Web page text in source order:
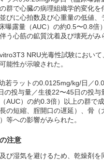
群で心臓の病理組織学的変化を
びに心拍数及び心重量の低値、
曝露量（AUC）の約0.5〜0.8倍
う心筋の鉱質沈着及び壊死がみ
3T3 NRU光毒性試験において
能性が示唆された。
若ラットの0.0125mg/kg/日／
の投与量／生後22〜45日の投与
AUC）の約0.3倍）以上の群で
の短縮、腟開口の遅延）、骨（
等への影響がみられた。
注意
び湿気を避けるため、乾燥剤を